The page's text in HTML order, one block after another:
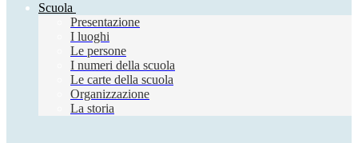
Scuola
Presentazione
I luoghi
Le persone
I numeri della scuola
Le carte della scuola
Organizzazione
La storia